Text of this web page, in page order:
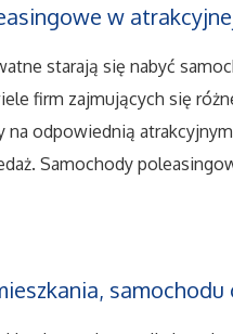
w
starają się nabyć
firm zajmujących się
na odpowiednią
Samochody
samochodu